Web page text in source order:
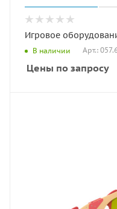
Игровое
В наличии Арт.:
Цены по запросу